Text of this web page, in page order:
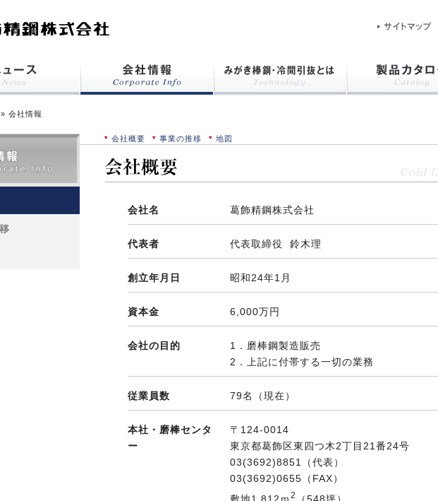
» 会社情報
会社概要 事業の推移 地図
会社名 葛飾精鋼株式会社
代表者 代表取締役 鈴木理
創立年月日 昭和24年1月
資本金 6,000万円
会社の目的
1．磨棒鋼製造販売
2．上記に付帯する一切の業務
従業員数 79名（現在）
本社・磨棒センタ
ー
〒124-0014
東京都葛飾区東四つ木2丁目21番24号
03(3692)8851（代表）
03(3692)0655（FAX）
敷地1,812ｍ 2 （548坪）